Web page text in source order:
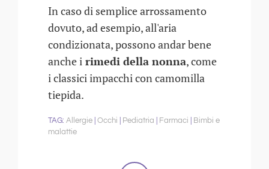
In caso di semplice arrossamento
dovuto, ad esempio, all'aria
condizionata, possono andar bene
anche i rimedi della nonna, come
i classici impacchi con camomilla
tiepida.
Allergie Occhi Pediatria Farmaci
Bimbi e
malattie